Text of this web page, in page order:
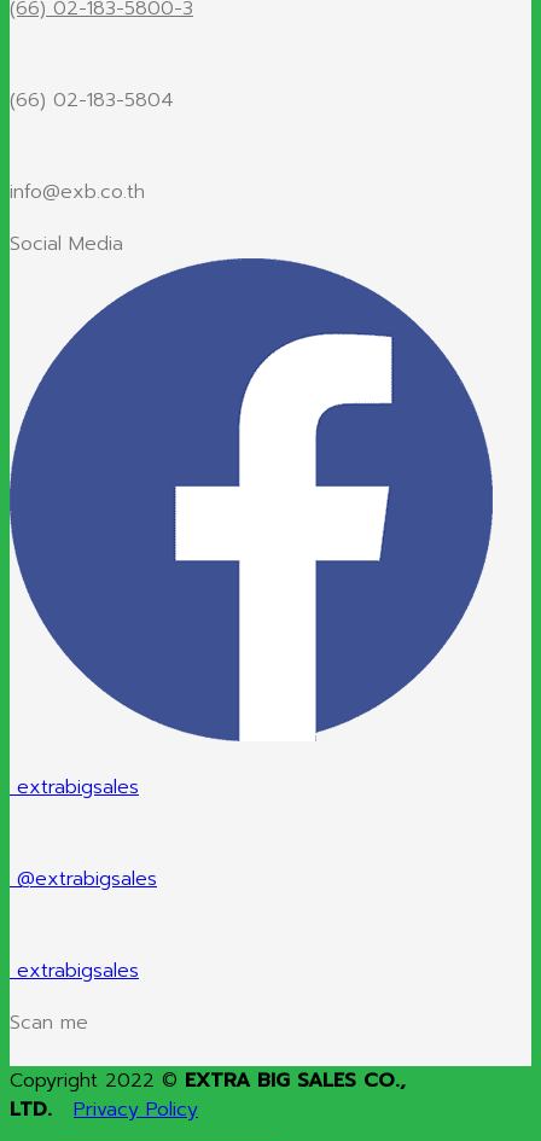
(66) 02-183-5800-3
(66) 02-183-5804
info@exb.co.th
Social Media
extrabigsales
@extrabigsales
extrabigsales
Scan me
Copyright 2022 © EXTRA BIG SALES CO.,
LTD.
Privacy Policy